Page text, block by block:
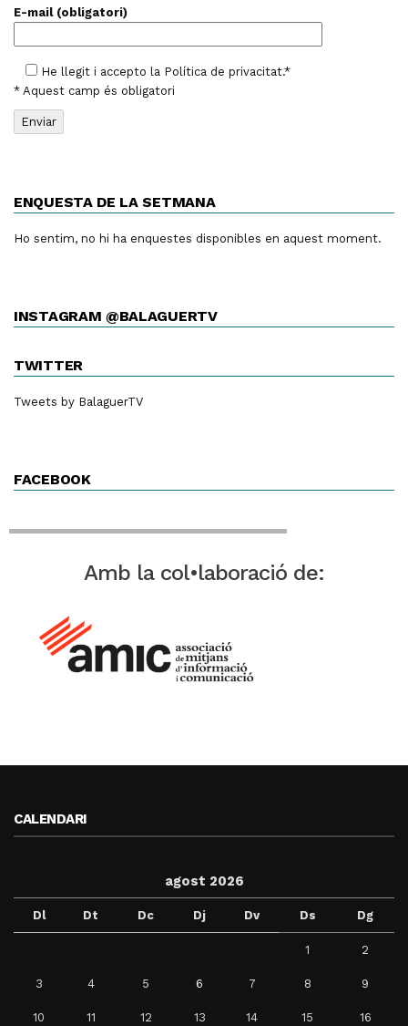
E-mail (obligatori)
He llegit i accepto la Política de privacitat.*
* Aquest camp és obligatori
ENQUESTA DE LA SETMANA
Ho sentim, no hi ha enquestes disponibles en aquest moment.
INSTAGRAM @BALAGUERTV
TWITTER
Tweets by BalaguerTV
FACEBOOK
Amb la col•laboració de:
CALENDARI
agost 2026
Dl Dt Dc Dj Dv Ds Dg
1 2
3 4 5 6 7 8 9
10 11 12 13 14 15 16